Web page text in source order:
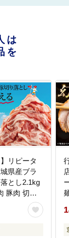
は
を
】リピータ
県産ブラ
とし2.1kg
豚肉 切り
切れ 小分け
真空パック
城県産 産地